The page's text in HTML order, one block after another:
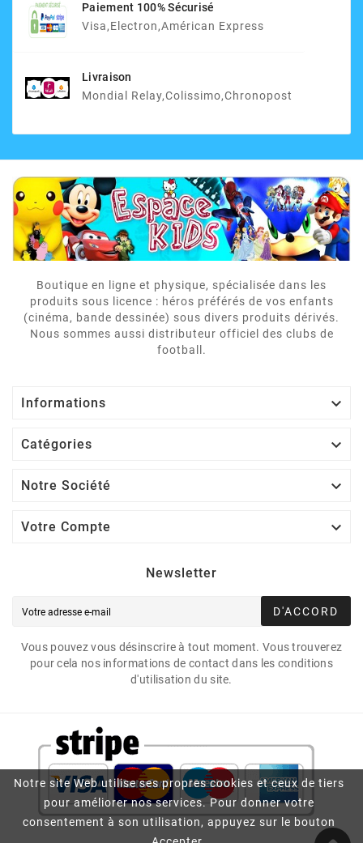
Notre site Web utilise ses propres cookies et ceux de tiers
pour améliorer nos services. Pour donner votre
consentement à son utilisation, appuyez sur le bouton
Paiement 100% Sécurisé
Visa,electron,Américan Express
Livraison
Mondial Relay,Colissimo,Chronopost
Boutique en ligne et physique, spécialisée dans les
produits sous licence : héros préférés de vos enfants
(cinéma, bande dessinée) sous divers produits dérivés.
Nous sommes aussi distributeur officiel des clubs de
football.
Informations 
Catégories 
Notre Société 
Votre Compte 
Newsletter
D'ACCORD
Vous pouvez vous désinscrire à tout moment. Vous trouverez
pour cela nos informations de contact dans les conditions
d'utilisation du site.